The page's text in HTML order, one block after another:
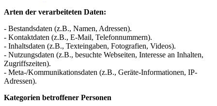
Arten der verarbeiteten Daten:
- Bestandsdaten (z.B., Namen, Adressen).
- Kontaktdaten (z.B., E-Mail, Telefonnummern).
- Inhaltsdaten (z.B., Texteingaben, Fotografien, Videos).
- Nutzungsdaten (z.B., besuchte Webseiten, Interesse an Inhalten,
Zugriffszeiten).
- Meta-/Kommunikationsdaten (z.B., Geräte-Informationen, IP-
Adressen).
Kategorien betroffener Personen